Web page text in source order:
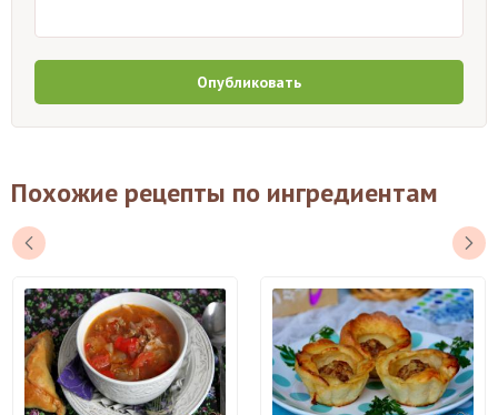
Опубликовать
Похожие рецепты по ингредиентам